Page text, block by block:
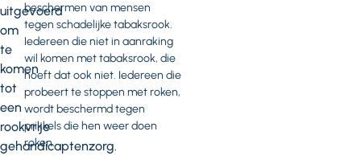
uitgevoerd
om
te
komen
tot
een
rookvrije
gehandicaptenzorg.
beschermen van mensen
tegen schadelijke tabaksrook.
Iedereen die niet in aanraking
wil komen met tabaksrook, die
hoeft dat ook niet. Iedereen die
probeert te stoppen met roken,
wordt beschermd tegen
prikkels die hen weer doen
roken.